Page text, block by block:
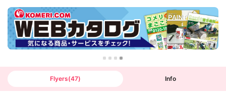
o
l
l
o
w
Flyers(47) Info